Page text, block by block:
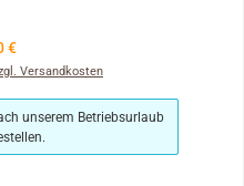
Preis:
€
Versandkosten
unserem Betriebsurlaub